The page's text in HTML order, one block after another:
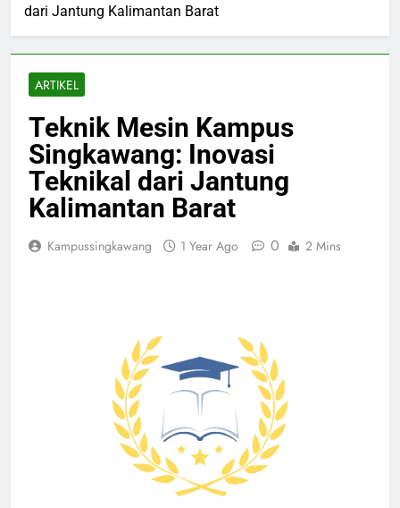
dari Jantung Kalimantan Barat
ARTIKEL
Teknik Mesin Kampus
Singkawang: Inovasi
Teknikal dari Jantung
Kalimantan Barat
Kampussingkawang 1 Year Ago 0 2 Mins